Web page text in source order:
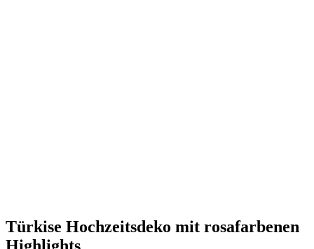
Türkise Hochzeitsdeko mit rosafarbenen
Highlights